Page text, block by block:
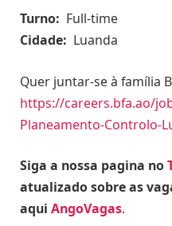
Turno: Full-time
Cidade: Luanda
Quer juntar-se à família
https://careers.bfa.ao/
Planeamento-Controlo-
Siga a nossa pagina no
atualizado sobre as
aqui AngoVagas.